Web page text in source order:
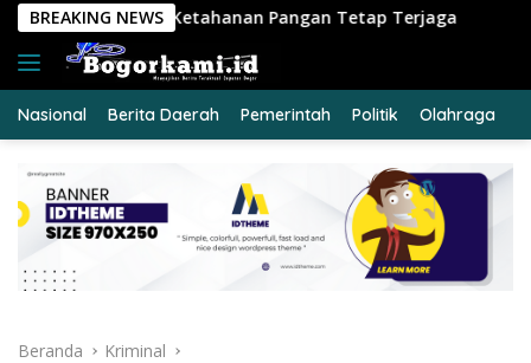
Langsung
konten
BREAKING NEWS
Pangan Tetap Terjaga Hari Jadi ke-69 Provinsi
Nasional Berita Daerah Pemerintah Politik Olahraga
Beranda Kriminal